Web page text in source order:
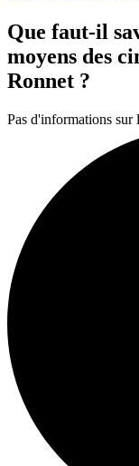
Que faut-il
moyens des
Ronnet ?
Pas d'informations sur